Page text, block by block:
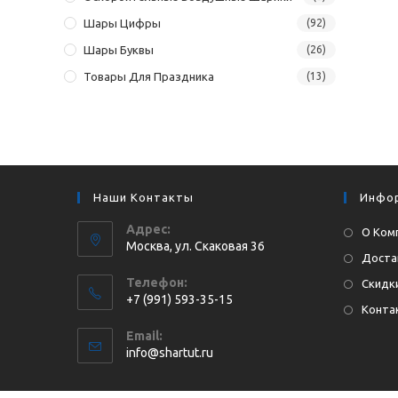
Шары Цифры (92)
Шары Буквы (26)
Товары Для Праздника (13)
Наши Контакты
Адрес:
Москва, ул. Cкаковая 36
Телефон:
+7 (991) 593-35-15
в
вашем
Email:
info@shartut.ru
О